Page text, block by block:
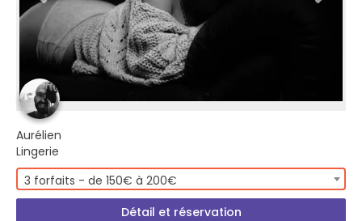
Aurélien
Lingerie
3 forfaits - de 150€ à 200€
Détail et réservation